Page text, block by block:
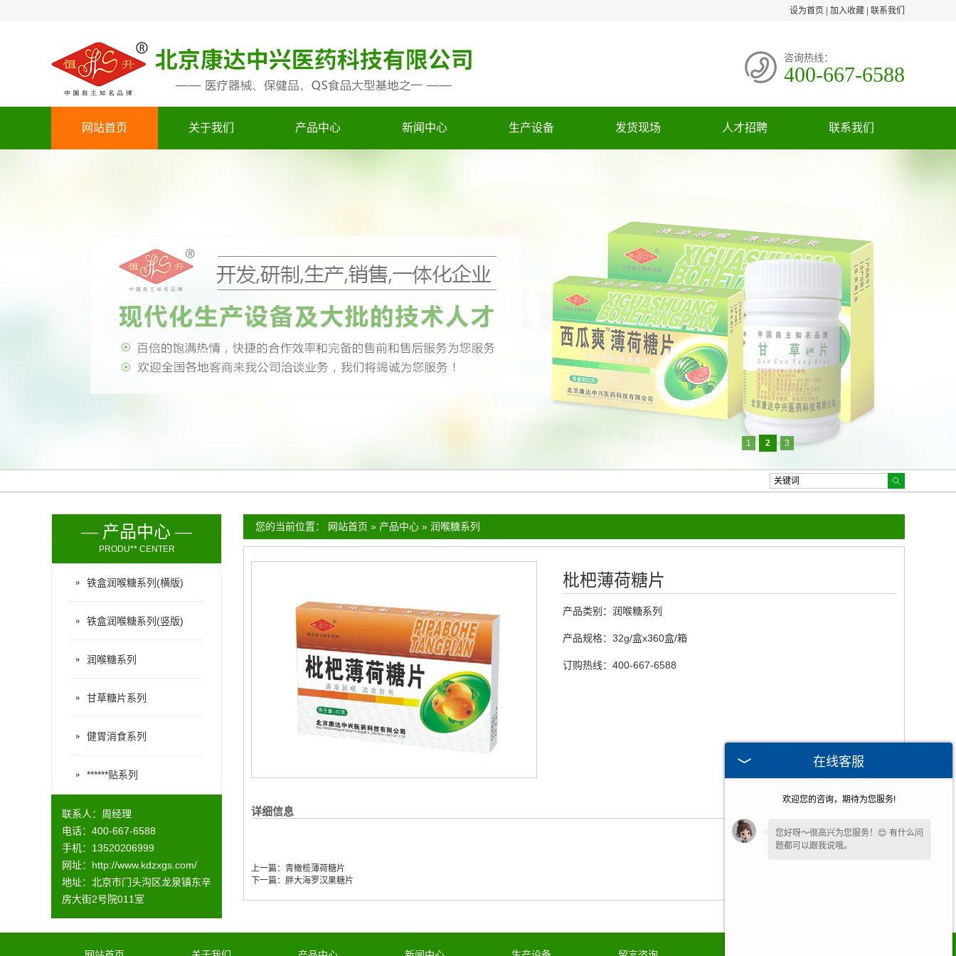
设为首页 加入收藏 联系我们
咨询热线：
400-667-6588
网站首页 关于我们 产品中心 新闻中心 生产设备 发货现场 人才招聘 联系我们
1 2 3
您的当前位置： 网站首页 » 产品中心 » 润喉糖系列
枇杷薄荷糖片
产品类别： 润喉糖系列
产品规格： 32g/盒x360盒/箱
订购热线： 400-667-6588
详细信息
上一篇： 青橄榄薄荷糖片
下一篇： 胖大海罗汉果糖片
— 产品中心 —
PRODU** CENTER
铁盒润喉糖系列(横版)
铁盒润喉糖系列(竖版)
润喉糖系列
甘草糖片系列
健胃消食系列
******贴系列
联系人：周经理
电话：400-667-6588
手机：13520206999
网址： http://www.kdzxgs.com/
地址：北京市门头沟区龙泉镇东辛
房大街2号院011室
在线客服
欢迎您的咨询，期待为您服务!
您好呀～很高兴为您服务！😊 有什么问
题都可以跟我说哦。